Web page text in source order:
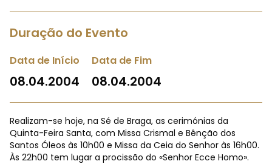
Duração do Evento
Data de Início
08.04.2004
Data de Fim
08.04.2004
Realizam-se hoje, na Sé de Braga, as cerimónias da
Quinta-Feira Santa, com Missa Crismal e Bênção dos
Santos Óleos às 10h00 e Missa da Ceia do Senhor às 16h00.
Às 22h00 tem lugar a procissão do «Senhor Ecce Homo».